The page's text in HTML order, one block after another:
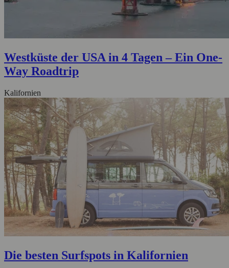
Westküste der USA in 4 Tagen – Ein One-
Way Roadtrip
Kalifornien
Die besten Surfspots in Kalifornien